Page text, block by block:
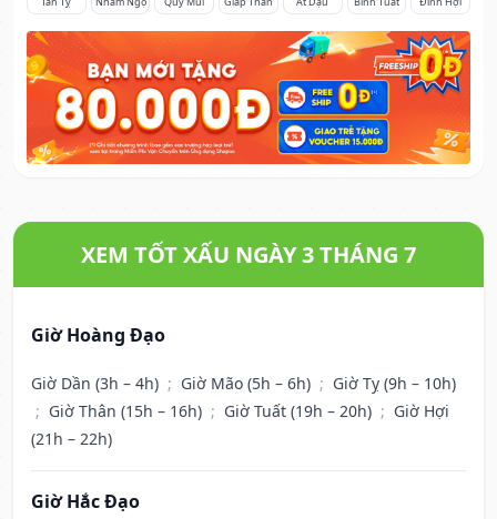
XEM TỐT XẤU NGÀY 3 THÁNG 7
Giờ Hoàng Đạo
Giờ Dần (3h – 4h) ; Giờ Mão (5h – 6h) ; Giờ Tỵ (9h – 10h)
; Giờ Thân (15h – 16h) ; Giờ Tuất (19h – 20h) ; Giờ Hợi
(21h – 22h)
Giờ Hắc Đạo